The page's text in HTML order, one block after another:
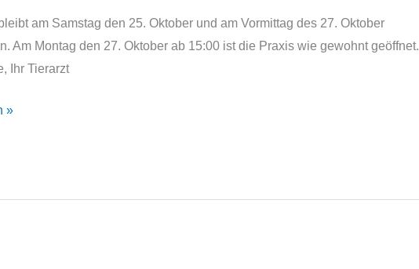
am Samstag den 25. Oktober und am Vormittag des 27. Oktober
Am Montag den 27. Oktober ab 15:00 ist die Praxis wie gewohnt geöffnet.
Ihr Tierarzt
»